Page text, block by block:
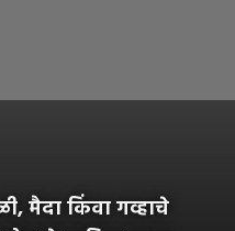
मैदा किंवा गव्हाचे